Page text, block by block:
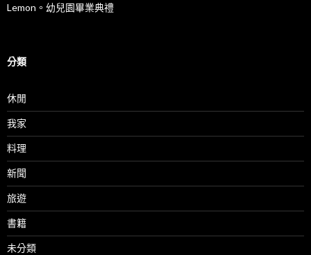
Lemon。幼兒園畢業典禮
分類
休閒
我家
料理
新聞
旅遊
書籍
未分類